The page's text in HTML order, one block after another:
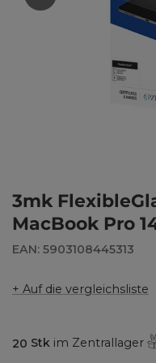
3mk
MacBook Pro
EAN: 5903108445313
+ Auf die vergleichsliste
20 Stk im Zentrallager